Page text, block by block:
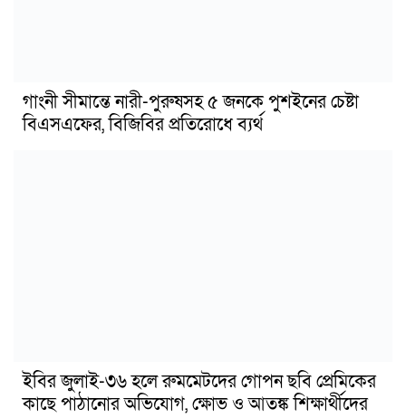
গাংনী সীমান্তে নারী-পুরুষসহ ৫ জনকে পুশইনের চেষ্টা
বিএসএফের, বিজিবির প্রতিরোধে ব্যর্থ
ইবির জুলাই-৩৬ হলে রুমমেটদের গোপন ছবি প্রেমিকের
কাছে পাঠানোর অভিযোগ, ক্ষোভ ও আতঙ্ক শিক্ষার্থীদের